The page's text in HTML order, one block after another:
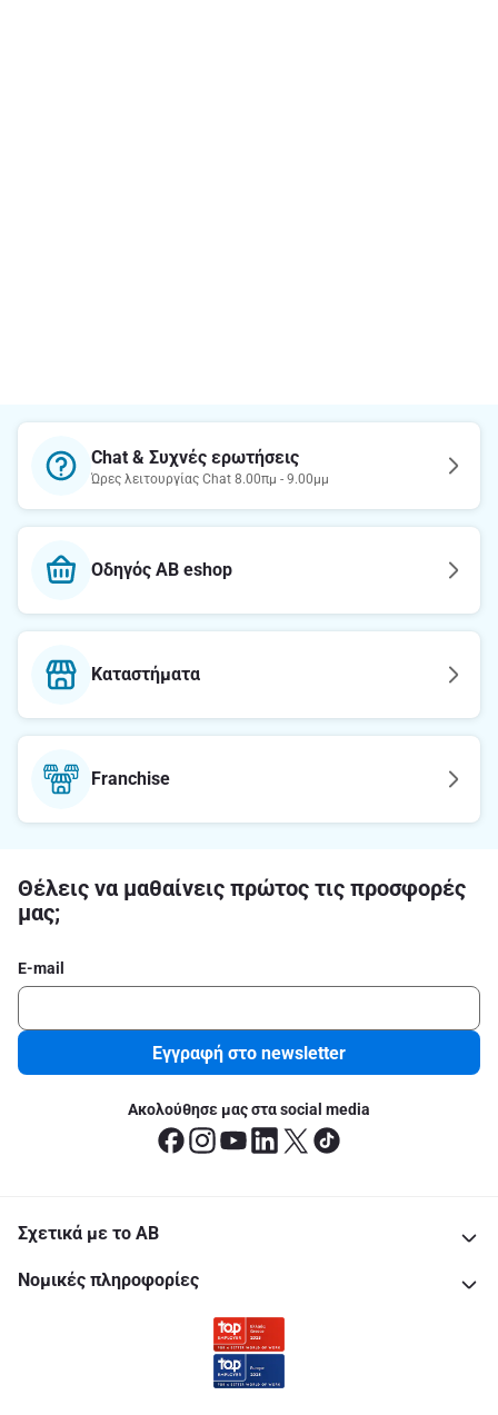
Chat & Συχνές ερωτήσεις
Ώρες λειτουργίας Chat 8.00πμ - 9.00μμ
Οδηγός AB eshop
Καταστήματα
Franchise
Θέλεις να μαθαίνεις πρώτος τις προσφορές
μας;
E-mail
Εγγραφή στο newsletter
Ακολούθησε μας στα social media
Σχετικά με το ΑΒ
Νομικές πληροφορίες